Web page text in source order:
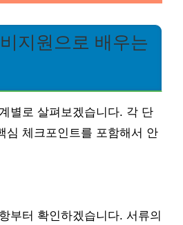
지원으로 배우는
별로 살펴보겠습니다. 각 단
심 체크포인트를 포함해서 안
부터 확인하겠습니다. 서류의